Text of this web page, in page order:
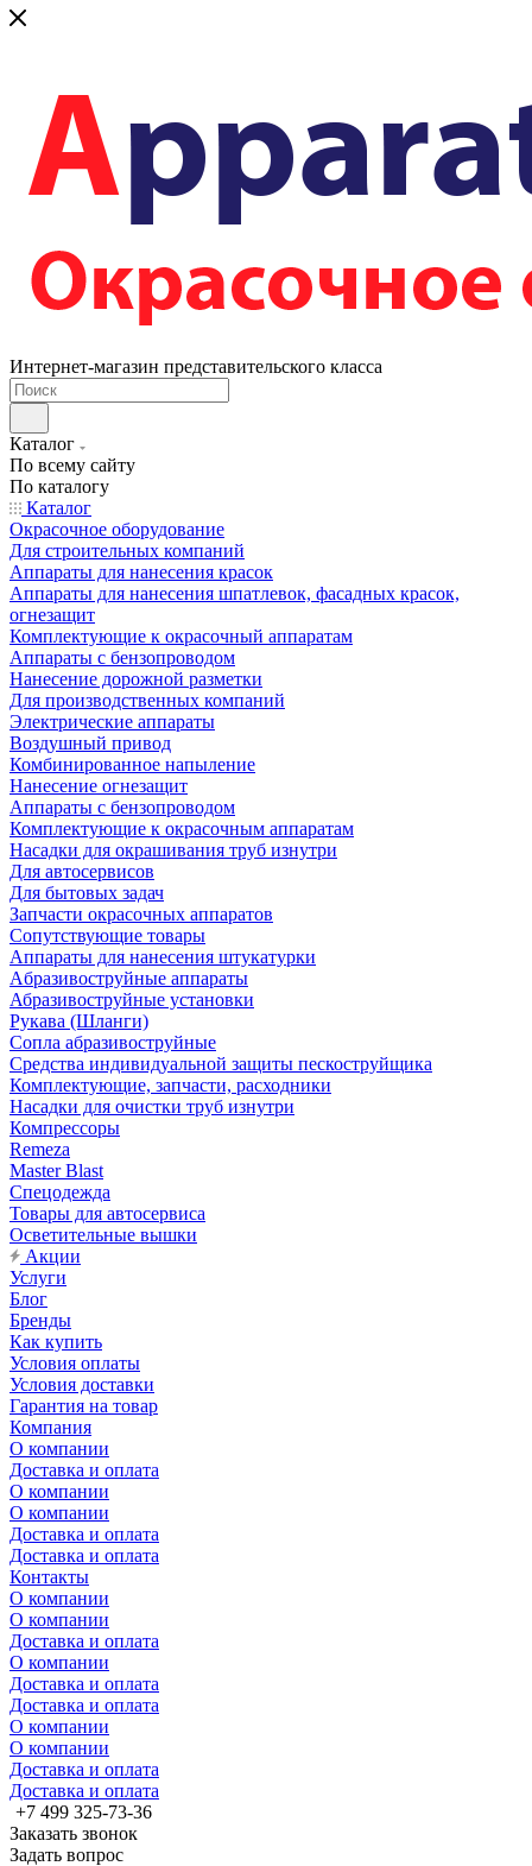
Интернет-магазин представительского класса
Каталог
По всему сайту
По каталогу
Каталог
Окрасочное оборудование
Для строительных компаний
Аппараты для нанесения красок
Аппараты для нанесения шпатлевок, фасадных красок,
огнезащит
Комплектующие к окрасочный аппаратам
Аппараты с бензопроводом
Нанесение дорожной разметки
Для производственных компаний
Электрические аппараты
Воздушный привод
Комбинированное напыление
Нанесение огнезащит
Аппараты с бензопроводом
Комплектующие к окрасочным аппаратам
Насадки для окрашивания труб изнутри
Для автосервисов
Для бытовых задач
Запчасти окрасочных аппаратов
Сопутствующие товары
Аппараты для нанесения штукатурки
Aбразивоструйные аппараты
Абразивоструйные установки
Рукава (Шланги)
Сопла абразивоструйные
Средства индивидуальной защиты пескоструйщика
Комплектующие, запчасти, расходники
Насадки для очистки труб изнутри
Компрессоры
Remeza
Master Blast
Спецодежда
Товары для автосервиса
Осветительные вышки
Акции
Услуги
Блог
Бренды
Как купить
Условия оплаты
Условия доставки
Гарантия на товар
Компания
О компании
Доставка и оплата
О компании
О компании
Доставка и оплата
Доставка и оплата
Контакты
О компании
О компании
Доставка и оплата
О компании
Доставка и оплата
Доставка и оплата
О компании
О компании
Доставка и оплата
Доставка и оплата
+7 499 325-73-36
Заказать звонок
Задать вопрос